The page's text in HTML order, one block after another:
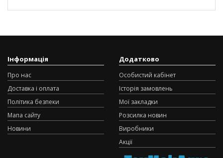
Інформація
Про нас
Доставка і оплата
Політика безпеки
Мапа сайту
Новини
Додатково
Особистий кабінет
Історія замовлень
Мої закладки
Розсилка новин
Виробники
Акції